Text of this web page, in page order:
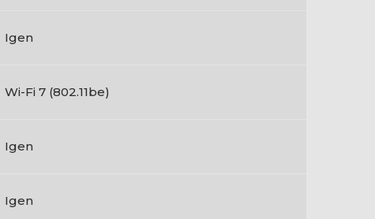
Igen
Wi-Fi 7 (802.11be)
Igen
Igen